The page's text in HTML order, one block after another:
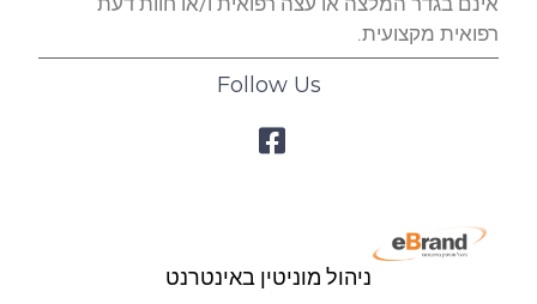
רפואית מקצועית.
Follow Us
ניהול מוניטין באינטרנט